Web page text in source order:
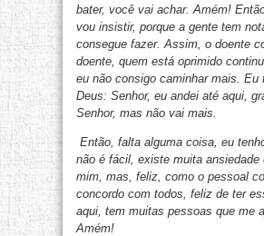
bater, você vai achar. Amém!
vou insistir, porque a gente tem
consegue fazer. Assim, o doente
doente, quem está oprimido
eu não consigo caminhar mais. Eu
Deus: Senhor, eu andei até aqui,
Senhor, mas não vai mais.
Então, falta alguma coisa, eu
não é fácil, existe muita ansiedade
mim, mas, feliz, como o pessoal
concordo com todos, feliz de ter
aqui, tem muitas pessoas que me
Amém!